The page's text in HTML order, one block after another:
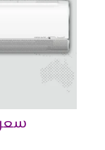
التميز
اختار
ضوضاء
مزود
صوت
بكل